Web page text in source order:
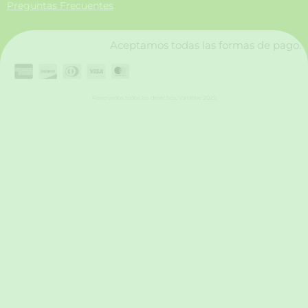
k
a
n
Preguntas Frecuentes
Aceptamos todas las formas de pago.